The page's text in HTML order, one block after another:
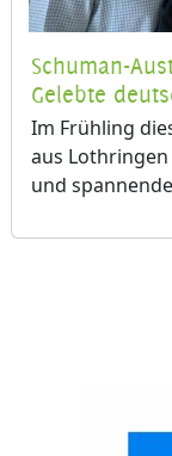
Schuman-
Gelebte
Im Frühling
aus
und